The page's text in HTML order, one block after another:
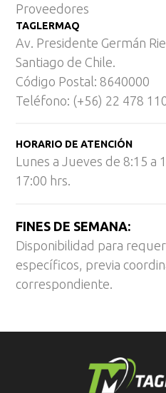
Proveedores
TAGLERMAQ
Av. Presidente Germán
Santiago de Chile.
Código Postal: 8640000
Teléfono: (+56) 22 478
HORARIO DE ATENCIÓN
Lunes a Jueves de 8:15 a
17:00 hrs.
FINES DE SEMANA:
Disponibilidad para
específicos, previa
correspondiente.